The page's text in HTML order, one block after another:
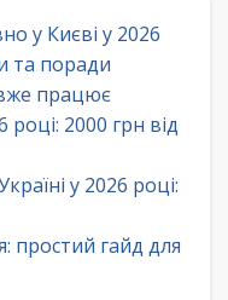
у Києві у 2026
та поради
працює
році: 2000 грн від
у 2026 році:
простий гайд для